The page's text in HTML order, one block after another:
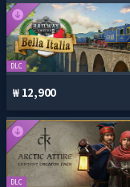
DLC
12,900
DLC